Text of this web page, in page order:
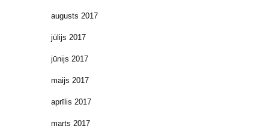
augusts 2017
jūlijs 2017
jūnijs 2017
maijs 2017
aprīlis 2017
marts 2017